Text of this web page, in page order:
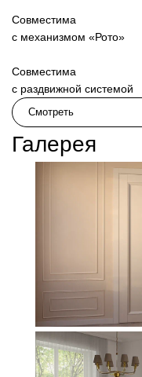
Совместима
с механизмом «Рото»
Совместима
с раздвижной системой
Смотреть
Галерея